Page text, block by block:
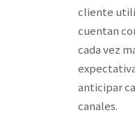
cliente
cuentan
cada vez
anticipar
canales.